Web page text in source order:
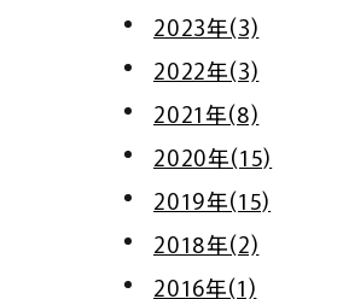
2023年(3)
2022年(3)
2021年(8)
2020年(15)
2019年(15)
2018年(2)
2016年(1)